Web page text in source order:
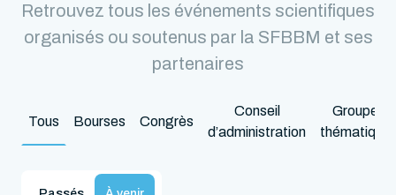
Retrouvez tous les événements scientifiques
organisés ou soutenus par la SFBBM et ses
partenaires
Tous Bourses Congrès
Conseil
d’administration
Groupes